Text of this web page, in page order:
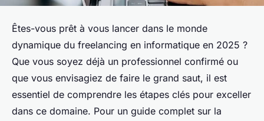
Êtes-vous prêt à vous lancer dans le monde
dynamique du freelancing en informatique en 2025 ?
Que vous soyez déjà un professionnel confirmé ou
que vous envisagiez de faire le grand saut, il est
essentiel de comprendre les étapes clés pour exceller
dans ce domaine. Pour un guide complet sur la